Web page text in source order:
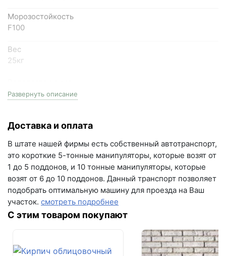
пн-пт с 9:00 до 18:00, сб с 10:00 до 16:00
+7 (846) 215-18-18
+7 (993) 993-77-44
Написать в Telegram
г.Самара, ул. Садовая, дом 199, помещение Н8
(вывеска "Мир кирпича")
пн-пт с 9:00 до 18:00
+7 (846) 215-16-16
+7 (993) 993-77-22
Морозостойкость
F100
Вес
25кг
более 12%
темно-серый
Прочность на сжатие
≥10 МПа
Тип
Цветной кладочный раствор (смесь) для кладки
лицевого кирпича ручной формовки
Развернуть описание
Доставка и оплата
В штате нашей фирмы есть собственный автотранспорт,
это короткие 5-тонные манипуляторы, которые возят от
1 до 5 поддонов, и 10 тонные манипуляторы, которые
возят от 6 до 10 поддонов. Данный транспорт позволяет
подобрать оптимальную машину для проезда на Ваш
участок. смотреть подробнее
С этим товаром покупают